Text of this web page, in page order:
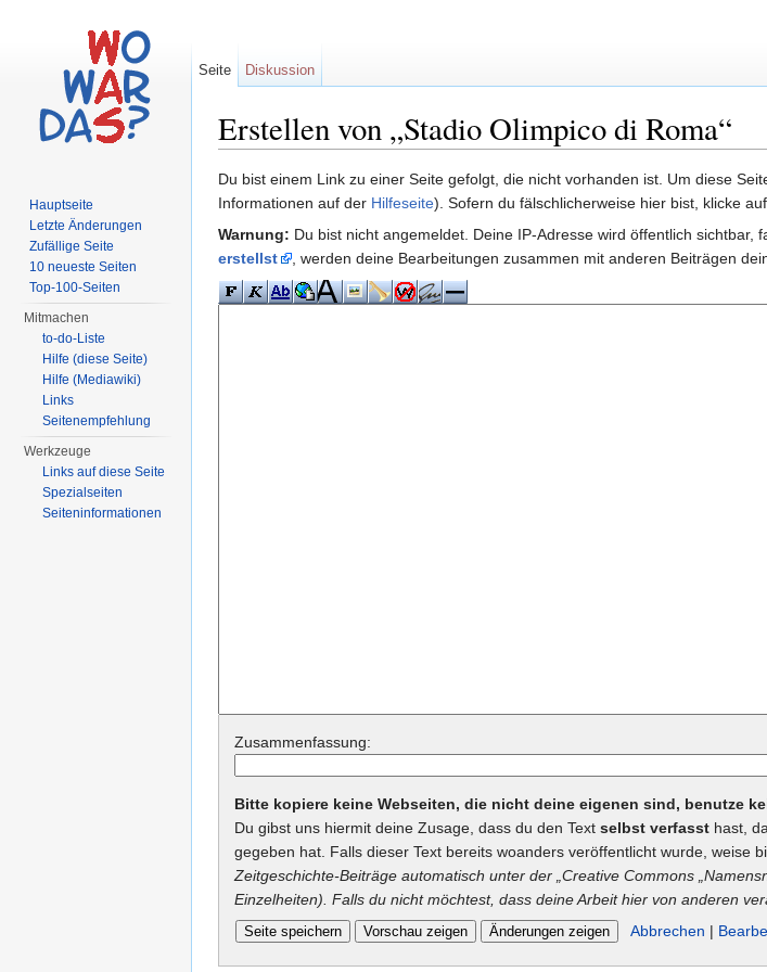
Erstellen von „Stadio Olimpico di Roma“
Du bist einem Link zu einer Seite gefolgt, die nicht vorhanden ist. Um diese
Informationen auf der Hilfeseite). Sofern du fälschlicherweise hier bist, klicke
Warnung: Du bist nicht angemeldet. Deine IP-Adresse wird öffentlich sichtbar,
erstellst
, werden deine Bearbeitungen zusammen mit anderen Beiträgen
Zusammenfassung:
Bitte kopiere keine Webseiten, die nicht deine eigenen sind, benutze
Du gibst uns hiermit deine Zusage, dass du den Text selbst verfasst hast,
gegeben hat. Falls dieser Text bereits woanders veröffentlicht wurde, weise
Zeitgeschichte-Beiträge automatisch unter der „Creative Commons
Einzelheiten). Falls du nicht möchtest, dass deine Arbeit hier von anderen
Abbrechen |
Seite Diskussion
Hauptseite
Letzte Änderungen
Zufällige Seite
10 neueste Seiten
Top-100-Seiten
Mitmachen
to-do-Liste
Hilfe (diese Seite)
Hilfe (Mediawiki)
Links
Seitenempfehlung
Werkzeuge
Links auf diese Seite
Spezialseiten
Seiteninformationen